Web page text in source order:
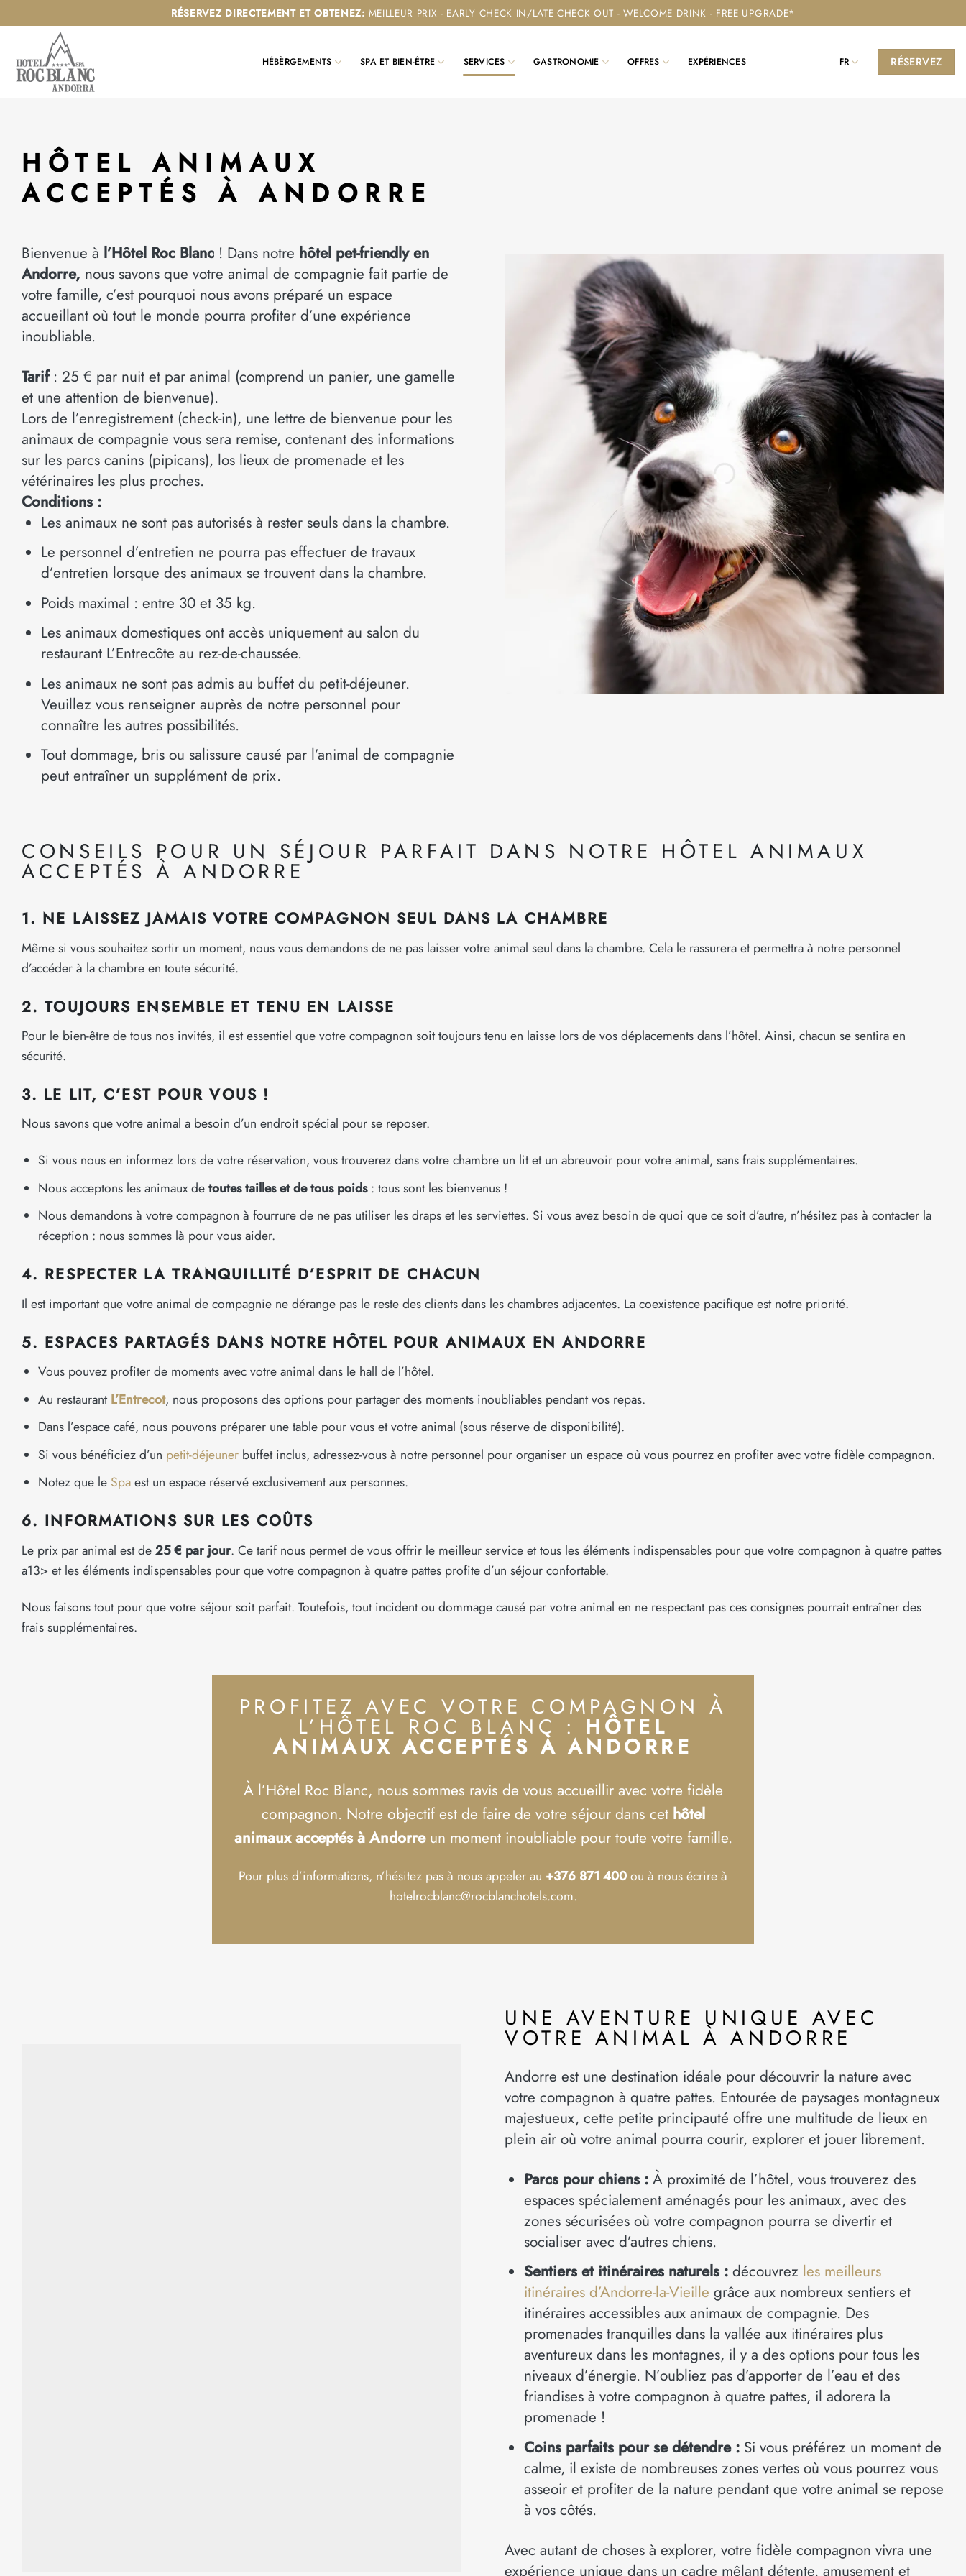
au
RÉSERVEZ DIRECTEMENT ET OBTENEZ: MEILLEUR PRIX - EARLY CHECK IN/LATE CHECK OUT - WELCOME DRINK - FREE UPGRADE*
HÉBÈRGEMENTS SPA ET BIEN-ÊTRE SERVICES GASTRONOMIE OFFRES EXPÉRIENCES FR RÉSERVEZ
HÔTEL ANIMAUX
ACCEPTÉS À ANDORRE
Bienvenue à l’Hôtel Roc Blanc ! Dans notre hôtel pet-friendly en
Andorre, nous savons que votre animal de compagnie fait partie de
votre famille, c’est pourquoi nous avons préparé un espace
accueillant où tout le monde pourra profiter d’une expérience
inoubliable.
Tarif: 25 € par nuit et par animal (comprend un panier, une gamelle
et une attention de bienvenue).
Lors de l’enregistrement (check-in), une lettre de bienvenue pour les
animaux de compagnie vous sera remise, contenant des informations
sur les parcs canins (pipicans), los lieux de promenade et les
vétérinaires les plus proches.
Conditions :
Les animaux ne sont pas autorisés à rester seuls dans la chambre.
Le personnel d’entretien ne pourra pas effectuer de travaux
d’entretien lorsque des animaux se trouvent dans la chambre.
Poids maximal : entre 30 et 35 kg.
Les animaux domestiques ont accès uniquement au salon du
restaurant L’Entrecôte au rez-de-chaussée.
Les animaux ne sont pas admis au buffet du petit-déjeuner.
Veuillez vous renseigner auprès de notre personnel pour
connaître les autres possibilités.
Tout dommage, bris ou salissure causé par l’animal de compagnie
peut entraîner un supplément de prix.
CONSEILS POUR UN SÉJOUR PARFAIT DANS NOTRE HÔTEL ANIMAUX
ACCEPTÉS À ANDORRE
1. NE LAISSEZ JAMAIS VOTRE COMPAGNON SEUL DANS LA CHAMBRE
Même si vous souhaitez sortir un moment, nous vous demandons de ne pas laisser votre animal seul dans la chambre. Cela le rassurera et permettra à notre personnel
d’accéder à la chambre en toute sécurité.
2. TOUJOURS ENSEMBLE ET TENU EN LAISSE
Pour le bien-être de tous nos invités, il est essentiel que votre compagnon soit toujours tenu en laisse lors de vos déplacements dans l’hôtel. Ainsi, chacun se sentira en
sécurité.
3. LE LIT, C’EST POUR VOUS !
Nous savons que votre animal a besoin d’un endroit spécial pour se reposer.
Si vous nous en informez lors de votre réservation, vous trouverez dans votre chambre un lit et un abreuvoir pour votre animal, sans frais supplémentaires.
Nous acceptons les animaux detoutes tailles et de tous poids: tous sont les bienvenus !
Nous demandons à votre compagnon à fourrure de ne pas utiliser les draps et les serviettes. Si vous avez besoin de quoi que ce soit d’autre, n’hésitez pas à contacter la
réception : nous sommes là pour vous aider.
4. RESPECTER LA TRANQUILLITÉ D’ESPRIT DE CHACUN
Il est important que votre animal de compagnie ne dérange pas le reste des clients dans les chambres adjacentes. La coexistence pacifique est notre priorité.
5. ESPACES PARTAGÉS DANS NOTRE HÔTEL POUR ANIMAUX EN ANDORRE
Vous pouvez profiter de moments avec votre animal dans le hall de l’hôtel.
Au restaurantL’Entrecot, nous proposons des options pour partager des moments inoubliables pendant vos repas.
Dans l’espace café, nous pouvons préparer une table pour vous et votre animal (sous réserve de disponibilité).
Si vous bénéficiez d’un petit-déjeunerbuffet inclus, adressez-vous à notre personnel pour organiser un espace où vous pourrez en profiter avec votre fidèle compagnon.
Notez que le Spaest un espace réservé exclusivement aux personnes.
6. INFORMATIONS SUR LES COÛTS
Le prix par animal est de25 € par jour. Ce tarif nous permet de vous offrir le meilleur service et tous les éléments indispensables pour que votre compagnon à quatre pattes
a13> et les éléments indispensables pour que votre compagnon à quatre pattes profite d’un séjour confortable.
Nous faisons tout pour que votre séjour soit parfait. Toutefois, tout incident ou dommage causé par votre animal en ne respectant pas ces consignes pourrait entraîner des
frais supplémentaires.
PROFITEZ AVEC VOTRE COMPAGNON À
L’HÔTEL ROC BLANC : HÔTEL
ANIMAUX ACCEPTÉS À ANDORRE
À l’Hôtel Roc Blanc, nous sommes ravis de vous accueillir avec votre fidèle
compagnon. Notre objectif est de faire de votre séjour dans cet hôtel
animaux acceptés à Andorreun moment inoubliable pour toute votre famille.
Pour plus d’informations, n’hésitez pas à nous appeler au +376 871 400ou à nous écrire à
hotelrocblanc@rocblanchotels.com.
UNE AVENTURE UNIQUE AVEC
VOTRE ANIMAL À ANDORRE
Andorre est une destination idéale pour découvrir la nature avec
votre compagnon à quatre pattes. Entourée de paysages montagneux
majestueux, cette petite principauté offre une multitude de lieux en
plein air où votre animal pourra courir, explorer et jouer librement.
Parcs pour chiens : À proximité de l’hôtel, vous trouverez des
espaces spécialement aménagés pour les animaux, avec des
zones sécurisées où votre compagnon pourra se divertir et
socialiser avec d’autres chiens.
Sentiers et itinéraires naturels : découvrez les meilleurs
itinéraires d’Andorre-la-Vieillegrâce aux nombreux sentiers et
itinéraires accessibles aux animaux de compagnie. Des
promenades tranquilles dans la vallée aux itinéraires plus
aventureux dans les montagnes, il y a des options pour tous les
niveaux d’énergie. N’oubliez pas d’apporter de l’eau et des
friandises à votre compagnon à quatre pattes, il adorera la
promenade !
Coins parfaits pour se détendre : Si vous préférez un moment de
calme, il existe de nombreuses zones vertes où vous pourrez vous
asseoir et profiter de la nature pendant que votre animal se repose
à vos côtés.
Avec autant de choses à explorer, votre fidèle compagnon vivra une
expérience unique dans un cadre mêlant détente, amusement et